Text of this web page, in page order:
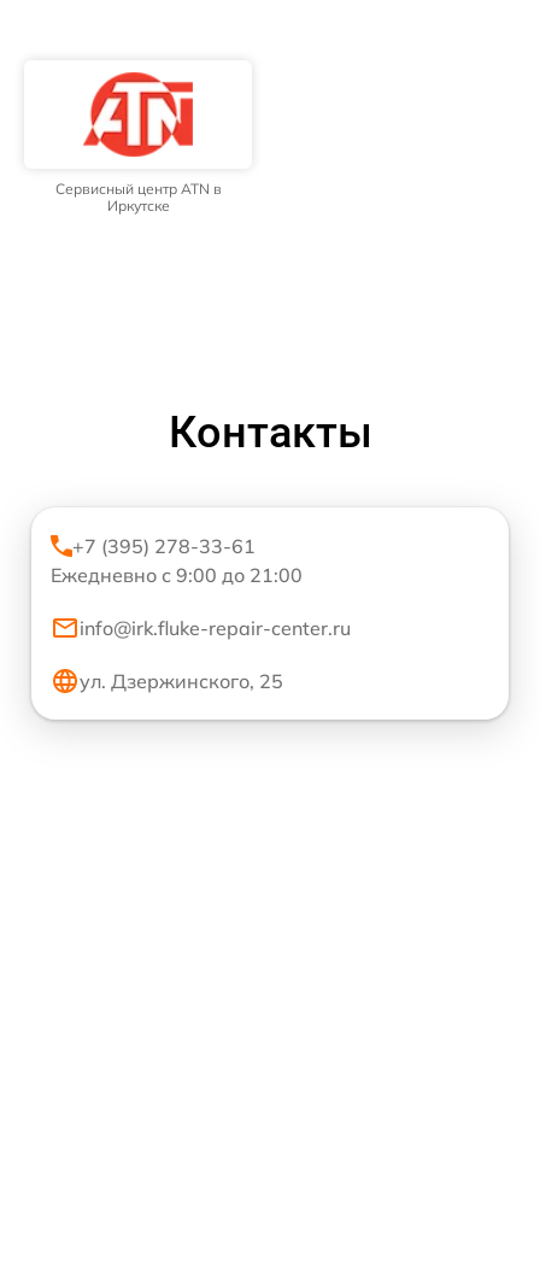
Сервисный центр ATN в
Иркутске
Контакты
+7 (395) 278-33-61
Ежедневно с 9:00 до 21:00
info@irk.fluke-repair-center.ru
ул. Дзержинского, 25